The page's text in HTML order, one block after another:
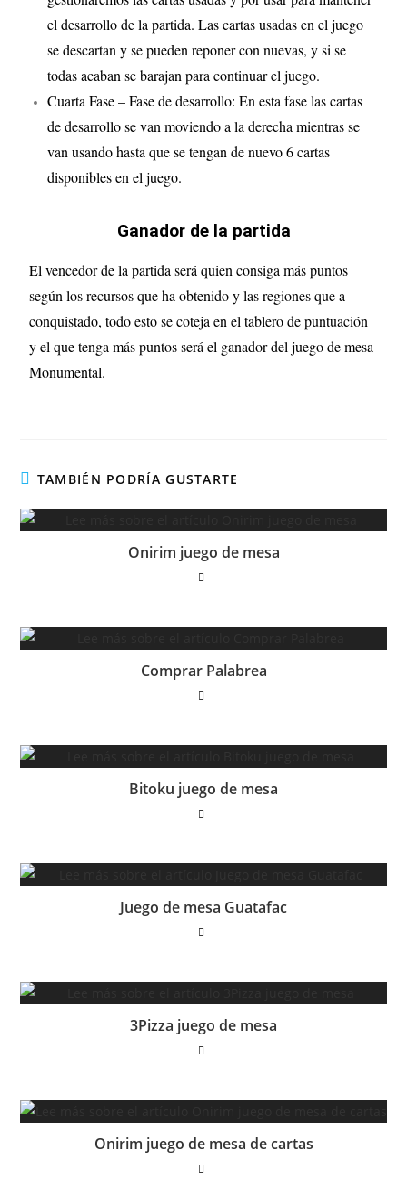
el desarrollo de la partida. Las cartas usadas en el juego
se descartan y se pueden reponer con nuevas, y si se
todas acaban se barajan para continuar el juego.
Cuarta Fase – Fase de desarrollo: En esta fase las cartas
de desarrollo se van moviendo a la derecha mientras se
van usando hasta que se tengan de nuevo 6 cartas
disponibles en el juego.
Ganador de la partida
El vencedor de la partida será quien consiga más puntos
según los recursos que ha obtenido y las regiones que a
conquistado, todo esto se coteja en el tablero de puntuación
y el que tenga más puntos será el ganador del juego de mesa
Monumental.
TAMBIÉN PODRÍA GUSTARTE
Onirim juego de mesa
Comprar Palabrea
Bitoku juego de mesa
Juego de mesa Guatafac
3Pizza juego de mesa
Onirim juego de mesa de cartas